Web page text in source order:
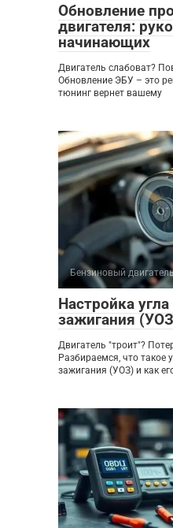
Обновление
двигателя:
начинающих
Двигатель слабоват?
Обновление ЭБУ – это
тюнинг вернет вашему
Бензиновый
Настройка
зажигания
Двигатель "троит"?
Разбираемся, что такое
зажигания (УОЗ) и как